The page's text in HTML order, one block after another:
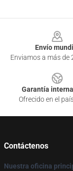
Envío
Enviamos a más de
Garantía
Ofrecido en el
Contáctenos
Nuestra oficina